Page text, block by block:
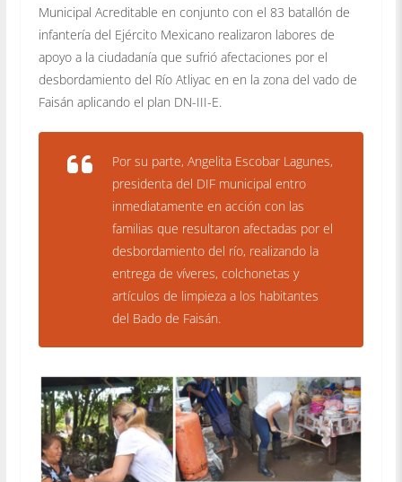
Municipal Acreditable en conjunto con el 83 batallón de
infantería del Ejército Mexicano realizaron labores de
apoyo a la ciudadanía que sufrió afectaciones por el
desbordamiento del Río Atliyac en en la zona del vado de
Faisán aplicando el plan DN-III-E.
Por su parte, Angelita Escobar Lagunes,
presidenta del DIF municipal entro
inmediatamente en acción con las
familias que resultaron afectadas por el
desbordamiento del río, realizando la
entrega de víveres, colchonetas y
artículos de limpieza a los habitantes
del Bado de Faisán.